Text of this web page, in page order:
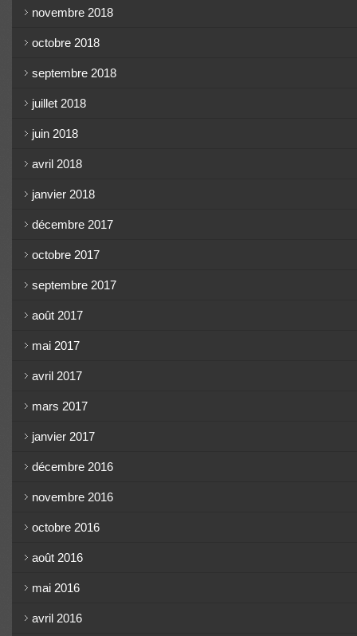
novembre 2018
octobre 2018
septembre 2018
juillet 2018
juin 2018
avril 2018
janvier 2018
décembre 2017
octobre 2017
septembre 2017
août 2017
mai 2017
avril 2017
mars 2017
janvier 2017
décembre 2016
novembre 2016
octobre 2016
août 2016
mai 2016
avril 2016